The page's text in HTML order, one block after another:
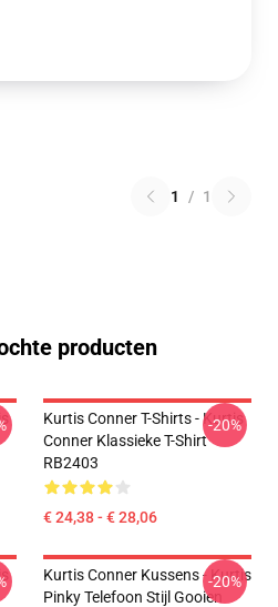
1 / 1
producten
Kurtis Conner T-Shirts - Kurtis
Conner Klassieke T-Shirt
RB2403
€ 24,38 - € 28,06
-20%
Kurtis Conner Kussens - Kurtis
Pinky Telefoon Stijl Gooien
-20%